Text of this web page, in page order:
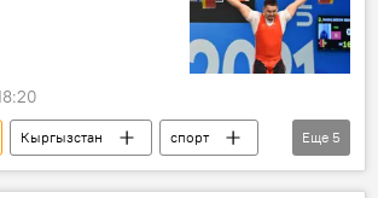
Кыргызстан
спорт
Еще 5